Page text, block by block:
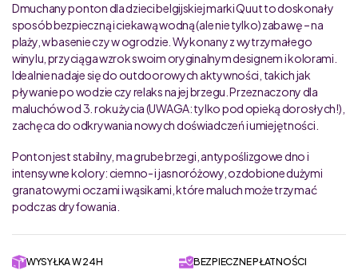
Dmuchany ponton dla dzieci belgijskiej marki Quut to doskonały
sposób bezpieczną i ciekawą wodną (ale nie tylko) zabawę – na
plaży, w basenie czy w ogrodzie. Wykonany z wytrzymałego
winylu, przyciąga wzrok swoim oryginalnym designem i kolorami.
Idealnie nadaje się do outdoorowych aktywności, takich jak
pływanie po wodzie czy relaks na jej brzegu. Przeznaczony dla
maluchów od 3. roku życia (UWAGA: tylko pod opieką dorosłych!),
zachęca do odkrywania nowych doświadczeń i umiejętności.
Ponton jest stabilny, ma grube brzegi, antypoślizgowe dno i
intensywne kolory: ciemno- i jasnoróżowy, ozdobione dużymi
granatowymi oczami i wąsikami, które maluch może trzymać
podczas dryfowania.
WYSYŁKA W 24H BEZPIECZNE PŁATNOŚCI